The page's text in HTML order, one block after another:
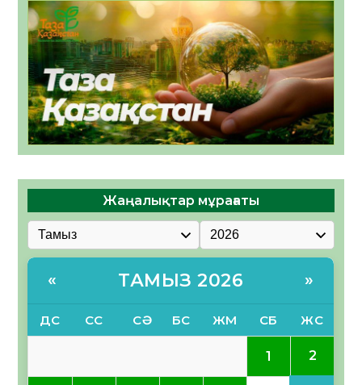
Жаңалықтар мұрағаты
« ТАМЫЗ 2026 »
ДС СС СӘ БС ЖМ СБ ЖС
1 2